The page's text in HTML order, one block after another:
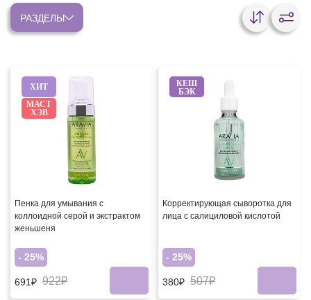
РАЗДЕЛЫ
ХИТ
МАСТ
ХЭВ
Пенка для умывания с
коллоидной серой и экстрактом
женьшеня
- 25%
691₽ 922₽
КЕШ
БЭК
Корректирующая сыворотка для
лица с салициловой кислотой
- 25%
380₽ 507₽